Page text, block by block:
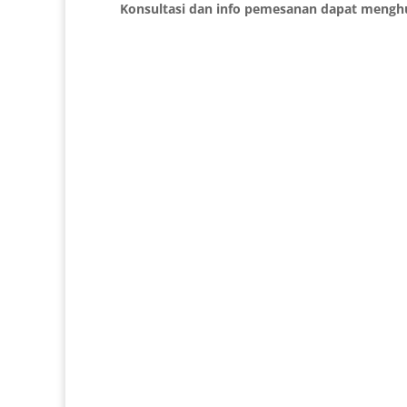
Konsultasi dan info pemesanan dapat